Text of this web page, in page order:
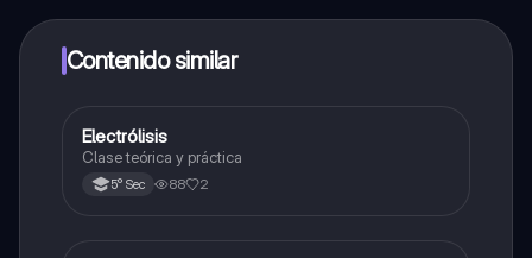
a determinadas funciones.
Contenido similar
Química
Electrólisis
Clase teórica y práctica
5° Sec 88 2